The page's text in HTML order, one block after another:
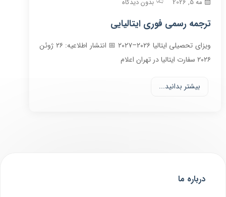
مه 5, 2026 بدون دیدگاه
ترجمه رسمی فوری ایتالیایی
ویزای تحصیلی ایتالیا ۲۰۲۶–۲۰۲۷ 📅 انتشار اطلاعیه: ۲۶ ژوئن
۲۰۲۶ سفارت ایتالیا در تهران اعلام
بیشتر بدانید...
درباره ما